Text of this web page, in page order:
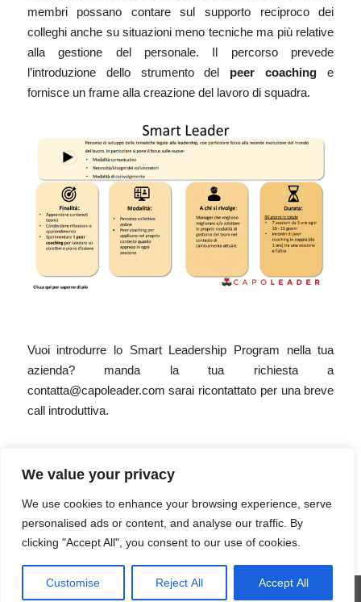
We value your privacy
We use cookies to enhance your browsing experience, serve
personalised ads or content, and analyse our traffic. By
clicking "Accept All", you consent to our use of cookies.
Customise Reject All Accept All
membri possano contare sul supporto reciproco dei
colleghi anche su situazioni meno tecniche ma più relative
alla gestione del personale. Il percorso prevede
l’introduzione dello strumento del peer coaching e
fornisce un frame alla creazione del lavoro di squadra.
Vuoi introdurre lo Smart Leadership Program nella tua
azienda? manda la tua richiesta a
contatta@capoleader.com sarai ricontattato per una breve
call introduttiva.
16 NOVEMBRE 2022